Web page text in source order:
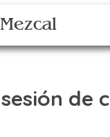
de